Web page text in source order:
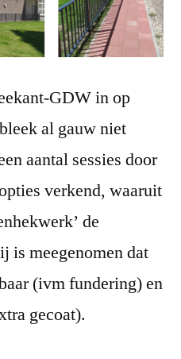
GDW in op
al gauw niet
aantal sessies door
verkend, waaruit
de
is meegenomen dat
(ivm fundering) en
gecoat).